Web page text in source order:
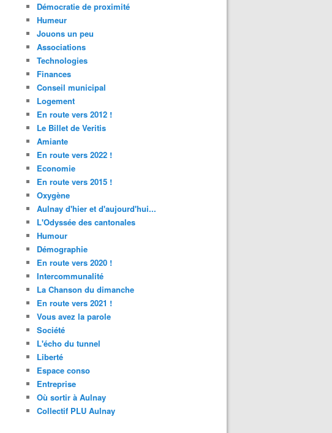
Démocratie de proximité
Humeur
Jouons un peu
Associations
Technologies
Finances
Conseil municipal
Logement
En route vers 2012 !
Le Billet de Veritis
Amiante
En route vers 2022 !
Economie
En route vers 2015 !
Oxygène
Aulnay d'hier et d'aujourd'hui...
L'Odyssée des cantonales
Humour
Démographie
En route vers 2020 !
Intercommunalité
La Chanson du dimanche
En route vers 2021 !
Vous avez la parole
Société
L'écho du tunnel
Liberté
Espace conso
Entreprise
Où sortir à Aulnay
Collectif PLU Aulnay